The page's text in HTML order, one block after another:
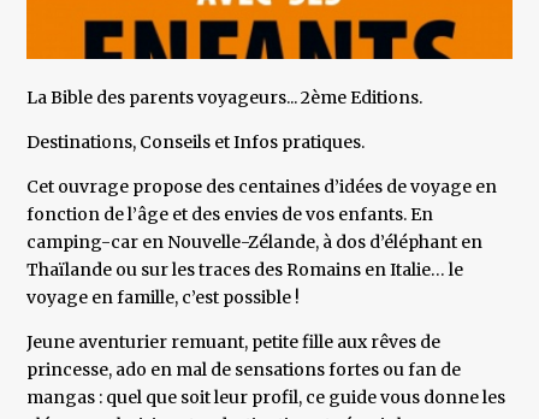
La Bible des parents voyageurs... 2ème Editions.
Destinations, Conseils et Infos pratiques.
Cet ouvrage propose des centaines d’idées de voyage en
fonction de l’âge et des envies de vos enfants. En
camping-car en Nouvelle-Zélande, à dos d’éléphant en
Thaïlande ou sur les traces des Romains en Italie… le
voyage en famille, c’est possible !
Jeune aventurier remuant, petite fille aux rêves de
princesse, ado en mal de sensations fortes ou fan de
mangas : quel que soit leur profil, ce guide vous donne les